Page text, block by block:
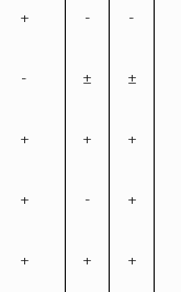
+ - -
- ± ±
+ + +
+ - +
+ + +